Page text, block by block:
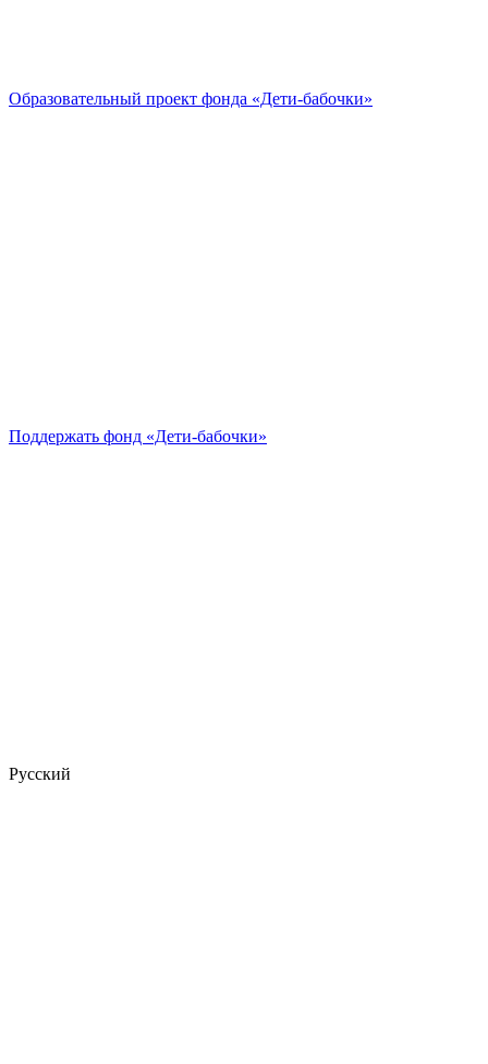
Образовательный проект фонда «Дети-бабочки»
Поддержать фонд «Дети-бабочки»
Русский